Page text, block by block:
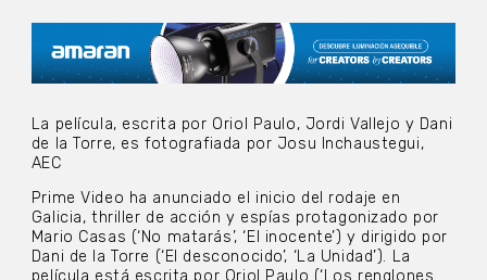
La película, escrita por Oriol Paulo, Jordi Vallejo y Dani
de la Torre, es fotografiada por Josu Inchaustegui,
AEC
Prime Video ha anunciado el inicio del rodaje en
Galicia, thriller de acción y espías protagonizado por
Mario Casas (‘No matarás’, ‘El inocente’) y dirigido por
Dani de la Torre (‘El desconocido’, ‘La Unidad’). La